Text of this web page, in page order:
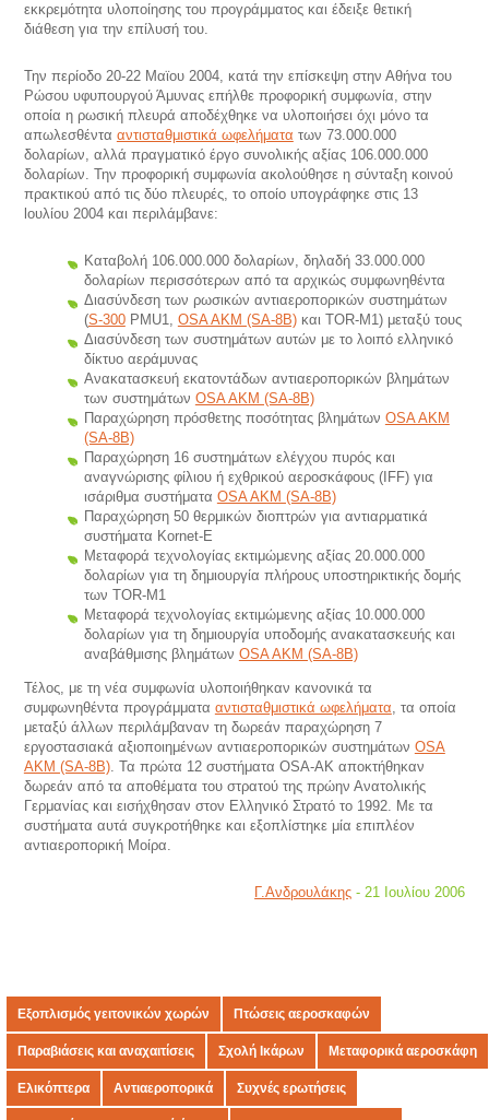
εκκρεμότητα υλοποίησης του προγράμματος και έδειξε θετική
διάθεση για την επίλυσή του.
Την περίοδο 20-22 Μαϊου 2004, κατά την επίσκεψη στην Αθήνα του
Ρώσου υφυπουργού Άμυνας επήλθε προφορική συμφωνία, στην
οποία η ρωσική πλευρά αποδέχθηκε να υλοποιήσει όχι μόνο τα
απωλεσθέντα αντισταθμιστικά ωφελήματα των 73.000.000
δολαρίων, αλλά πραγματικό έργο συνολικής αξίας 106.000.000
δολαρίων. Την προφορική συμφωνία ακολούθησε η σύνταξη κοινού
πρακτικού από τις δύο πλευρές, το οποίο υπογράφηκε στις 13
lουλίου 2004 και περιλάμβανε:
Καταβολή 106.000.000 δολαρίων, δηλαδή 33.000.000
δολαρίων περισσότερων από τα αρχικώς συμφωνηθέντα
Διασύνδεση των ρωσικών αντιαεροπορικών συστημάτων
(S-300ΡΜU1, ΟSΑ ΑΚΜ (SA-8B)και TOR-Μ1) μεταξύ τους
Διασύνδεση των συστημάτων αυτών με το λοιπό ελληνικό
δίκτυο αεράμυνας
Ανακατασκευή εκατοντάδων αντιαεροπορικών βλημάτων
των συστημάτων ΟSΑ ΑΚΜ (SA-8B)
Παραχώρηση πρόσθετης ποσότητας βλημάτων ΟSΑ ΑΚΜ
(SA-8B)
Παραχώρηση 16 συστημάτων ελέγχου πυρός και
αναγνώρισης φίλιου ή εχθρικού αεροσκάφους (ΙFF) για
ισάριθμα συστήματα ΟSΑ ΑΚΜ (SA-8B)
Παραχώρηση 50 θερμικών διοπτρών για αντιαρματικά
συστήματα Kοrnet-E
Μεταφορά τεχνολογίας εκτιμώμενης αξίας 20.000.000
δολαρίων για τη δημιουργία πλήρους υποστηρικτικής δομής
των TOR-Μ1
Μεταφορά τεχνολογίας εκτιμώμενης αξίας 10.000.000
δολαρίων για τη δημιουργία υποδομής ανακατασκευής και
αναβάθμισης βλημάτων ΟSΑ ΑΚΜ (SA-8B)
Τέλος, με τη νέα συμφωνία υλοποιήθηκαν κανονικά τα
συμφωνηθέντα προγράμματα αντισταθμιστικά ωφελήματα, τα οποία
μεταξύ άλλων περιλάμβαναν τη δωρεάν παραχώρηση 7
εργοστασιακά αξιοποιημένων αντιαεροπορικών συστημάτων ΟSΑ
ΑΚΜ (SA-8B). Τα πρώτα 12 συστήματα ΟSΑ-ΑΚ αποκτήθηκαν
δωρεάν από τα αποθέματα του στρατού της πρώην Ανατολικής
Γερμανίας και εισήχθησαν στον Ελληνικό Στρατό το 1992. Με τα
συστήματα αυτά συγκροτήθηκε και εξοπλίστηκε μία επιπλέον
αντιαεροπορική Μοίρα.
Γ.Ανδρουλάκης - 21 Ιουλίου 2006
Εξοπλισμός γειτονικών χωρών Πτώσεις αεροσκαφών
Παραβιάσεις και αναχαιτίσεις Σχολή Ικάρων Μεταφορικά αεροσκάφη
Ελικόπτερα Αντιαεροπορικά Συχνές ερωτήσεις